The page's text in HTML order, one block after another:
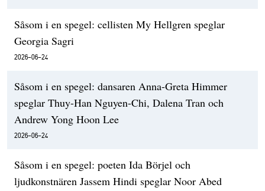
Såsom i en spegel: cellisten My Hellgren speglar
Georgia Sagri
2026-06-24
Såsom i en spegel: dansaren Anna-Greta Himmer
speglar Thuy-Han Nguyen-Chi, Dalena Tran och
Andrew Yong Hoon Lee
2026-06-24
Såsom i en spegel: poeten Ida Börjel och
ljudkonstnären Jassem Hindi speglar Noor Abed